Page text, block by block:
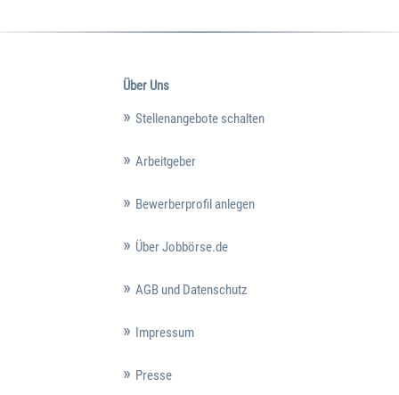
Über Uns
Stellenangebote schalten
Arbeitgeber
Bewerberprofil anlegen
Über Jobbörse.de
AGB und Datenschutz
Impressum
Presse